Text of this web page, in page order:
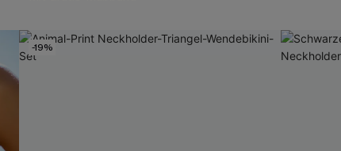
Mit Gratis-Maßband
-19%